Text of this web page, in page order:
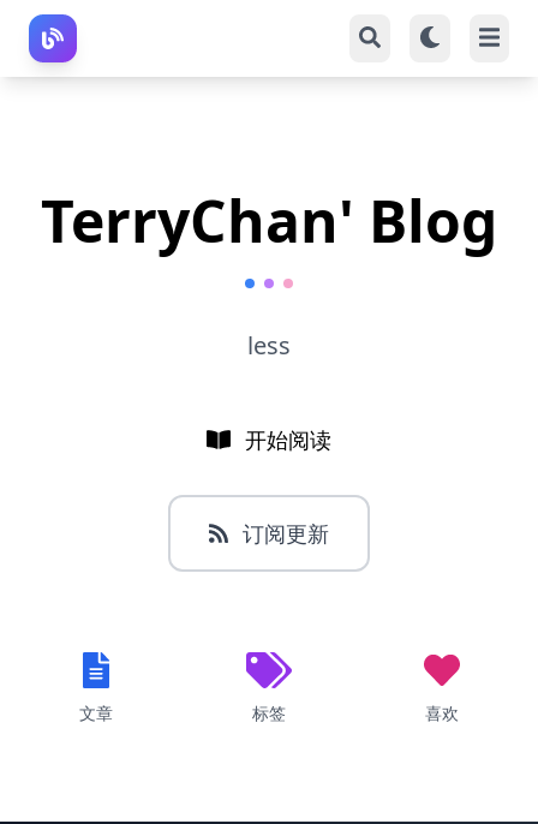
TerryChan' Blog
less
开始阅读
订阅更新
文章 标签 喜欢